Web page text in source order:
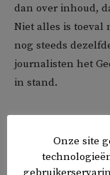
dan over inhoud,
Niet alles is toeval
nog steeds
journalisten het
in stand.
Presentatoren
wie hij bedoelt met
niets anders dan
Onze site